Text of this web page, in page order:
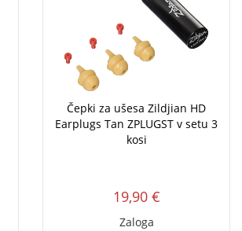
Čepki za ušesa Zildjian HD
Earplugs Tan ZPLUGST v setu 3
kosi
19,90 €
Zaloga